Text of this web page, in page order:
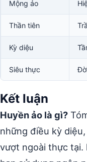
Mộng ảo
Thần tiên
Kỳ diệu
Siêu thực
Kết luận
Huyền ảo là gì?
những điều kỳ
vượt ngoài thực tại.